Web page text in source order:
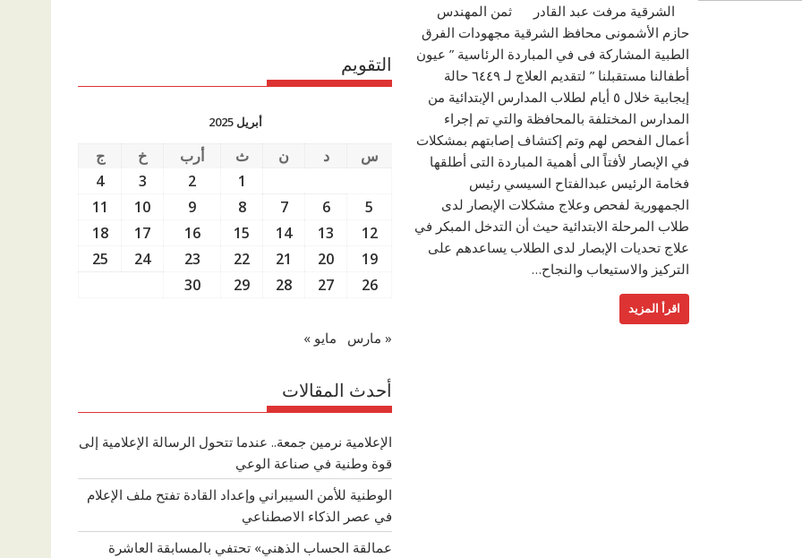
الشرقية مرفت عبد القادر ثمن المهندس
حازم الأشمونى محافظ الشرقية مجهودات الفرق
الطبية المشاركة فى في المباردة الرئاسية ” عيون
أطفالنا مستقبلنا ” لتقديم العلاج لـ ٦٤٤٩ حالة
إيجابية خلال ٥ أيام لطلاب المدارس الإبتدائية من
المدارس المختلفة بالمحافظة والتي تم إجراء
أعمال الفحص لهم وتم إكتشاف إصابتهم بمشكلات
في الإبصار لأفتاً الى أهمية المباردة التى أطلقها
فخامة الرئيس عبدالفتاح السيسي رئيس
الجمهورية لفحص وعلاج مشكلات الإبصار لدى
طلاب المرحلة الابتدائية حيث أن التدخل المبكر في
علاج تحديات الإبصار لدى الطلاب يساعدهم على
التركيز والاستيعاب والنجاح…
اقرأ المزيد
التقويم
أبريل 2025
س د ن ث أرب خ
ج
1
2
3
4
5
6
7
8
9
10
11
12
13
14
15
16
17
18
19
20
21
22
23
24
25
26
27
28
29
30
« مارس مايو »
أحدث المقالات
الإعلامية نرمين جمعة.. عندما تتحول الرسالة الإعلامية إلى
قوة وطنية في صناعة الوعي
الوطنية للأمن السيبراني وإعداد القادة تفتح ملف الإعلام
في عصر الذكاء الاصطناعي
عمالقة الحساب الذهني» تحتفي بالمسابقة العاشرة